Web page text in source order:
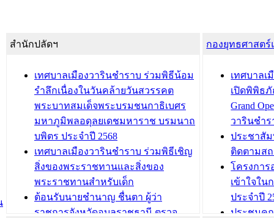
สำนักปลัดฯ
เทศบาลเมืองวารินชำราบ ร่วมพิธีน้อม
รำลึกเนื่องในวันคล้ายวันสวรรคต
พระบาทสมเด็จพระบรมชนกาธิเบศร
มหาภูมิพลอดุลยเดชมหาราช บรมนาถ
บพิตร ประจำปี 2568
เทศบาลเมืองวารินชำราบ ร่วมพิธีเชิญ
สิ่งของพระราชทานและสิ่งของ
พระราชทานสำหรับเด็ก
ต้อนรับนายชำนาญ ชื่นตา ผู้ว่า
ราชการจังหวัดอุบลราชธานี ตรวจ
กองยุทธศาสต
เทศบาลเ
เปิดพิพิธภั
Grand
วารินชำร
ประชาสัม
ติดตามส
โครงกา
เข้าใจใน
ประจำปี
ประชุมค